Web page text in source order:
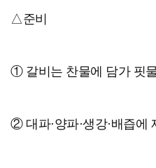
△준비
① 갈비는 찬물에 담가 핏
② 대파·양파·생강·배즙에